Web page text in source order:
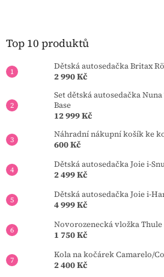
r
k
p
s
Top 10 produktů
Dětská autosedačka Britax
2 990 Kč
Set dětská autosedačka
Base
12 999 Kč
Náhradní nákupní košík ke
600 Kč
Dětská autosedačka Joie i-
2 499 Kč
Dětská autosedačka Joie i-
4 999 Kč
Novorozenecká vložka
1 750 Kč
Kola na kočárek Camarelo/
2 400 Kč